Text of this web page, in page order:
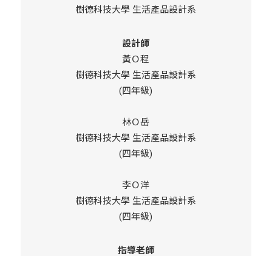
樹德科技大學 生活產品設計系
設計師
黃Ｏ程
樹德科技大學 生活產品設計系
(四年級)
林Ｏ岳
樹德科技大學 生活產品設計系
(四年級)
李Ｏ洋
樹德科技大學 生活產品設計系
(四年級)
指導老師